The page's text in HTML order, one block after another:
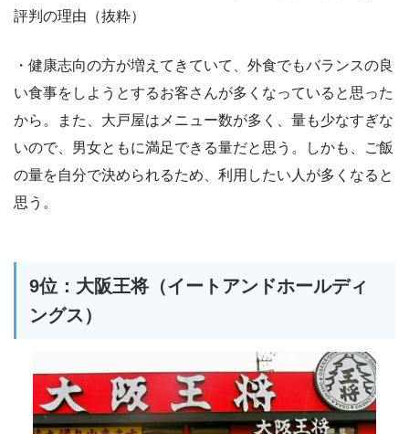
評判の理由（抜粋）
・健康志向の方が増えてきていて、外食でもバランスの良
い食事をしようとするお客さんが多くなっていると思った
から。また、大戸屋はメニュー数が多く、量も少なすぎな
いので、男女ともに満足できる量だと思う。しかも、ご飯
の量を自分で決められるため、利用したい人が多くなると
思う。
9位：大阪王将（イートアンドホールディ
ングス）